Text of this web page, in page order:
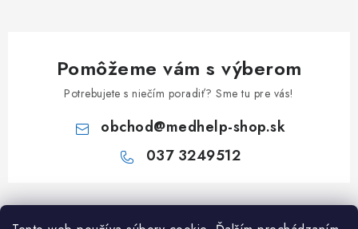
Pomôžeme vám s výberom
Potrebujete s niečím poradiť? Sme tu pre vás!
obchod@medhelp-shop.sk
037 3249512
Z
á